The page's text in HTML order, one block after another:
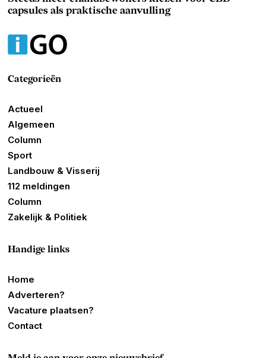
capsules als praktische aanvulling
Categorieën
Actueel
Algemeen
Column
Sport
Landbouw & Visserij
112 meldingen
Column
Zakelijk & Politiek
Handige links
Home
Adverteren?
Vacature plaatsen?
Contact